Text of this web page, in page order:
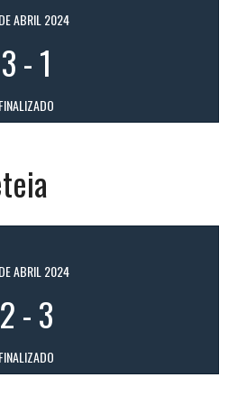
ABRIL 2024
3-1
FINALIZADO
ABRIL 2024
2-3
FINALIZADO